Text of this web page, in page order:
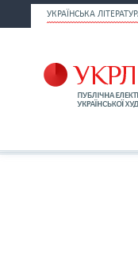
УКРАЇНСЬКА